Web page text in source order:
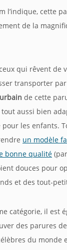
l’indique, cette
de la
qui rêvent de
transporter par
de cette
tout aussi bien
les enfants.
un modèle
bonne qualité
douces pour
et des tout-
catégorie, il est
des parures
du monde